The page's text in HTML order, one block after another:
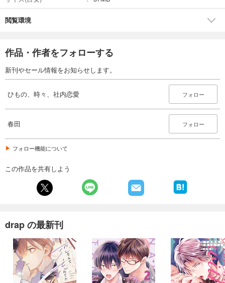
閲覧環境
作品・作者をフォローする
新刊やセール情報をお知らせします。
ひもの、時々、社内恋愛 フォロー
春田 フォロー
フォロー機能について
この作品を共有しよう
drap の最新刊